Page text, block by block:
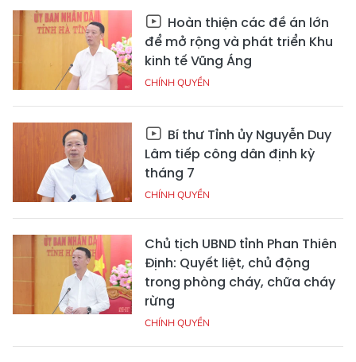
Hoàn thiện các đề án lớn
để mở rộng và phát triển Khu
kinh tế Vũng Áng
CHÍNH QUYỀN
Bí thư Tỉnh ủy Nguyễn Duy
Lâm tiếp công dân định kỳ
tháng 7
CHÍNH QUYỀN
Chủ tịch UBND tỉnh Phan Thiên
Định: Quyết liệt, chủ động
trong phòng cháy, chữa cháy
rừng
CHÍNH QUYỀN